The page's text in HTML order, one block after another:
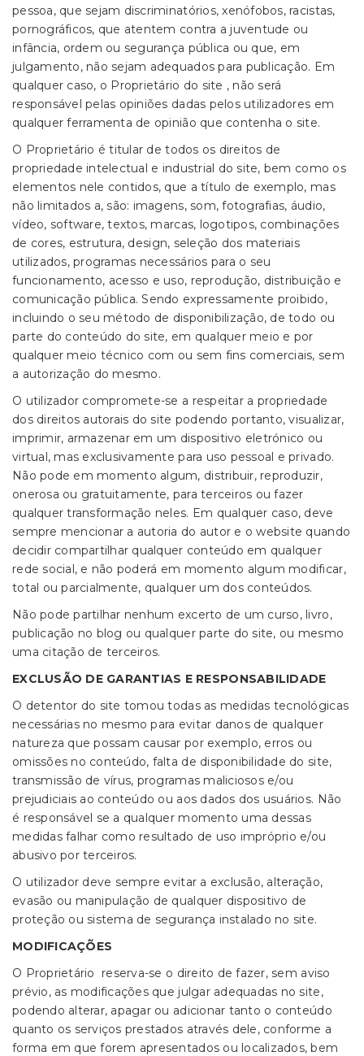
pessoa, que sejam discriminatórios, xenófobos, racistas,
pornográficos, que atentem contra a juventude ou
infância, ordem ou segurança pública ou que, em
julgamento, não sejam adequados para publicação. Em
qualquer caso, o Proprietário do site , não será
responsável pelas opiniões dadas pelos utilizadores em
qualquer ferramenta de opinião que contenha o site.
O Proprietário é titular de todos os direitos de
propriedade intelectual e industrial do site, bem como os
elementos nele contidos, que a título de exemplo, mas
não limitados a, são: imagens, som, fotografias, áudio,
vídeo, software, textos, marcas, logotipos, combinações
de cores, estrutura, design, seleção dos materiais
utilizados, programas necessários para o seu
funcionamento, acesso e uso, reprodução, distribuição e
comunicação pública. Sendo expressamente proibido,
incluindo o seu método de disponibilização, de todo ou
parte do conteúdo do site, em qualquer meio e por
qualquer meio técnico com ou sem fins comerciais, sem
a autorização do mesmo.
O utilizador compromete-se a respeitar a propriedade
dos direitos autorais do site podendo portanto, visualizar,
imprimir, armazenar em um dispositivo eletrónico ou
virtual, mas exclusivamente para uso pessoal e privado.
Não pode em momento algum, distribuir, reproduzir,
onerosa ou gratuitamente, para terceiros ou fazer
qualquer transformação neles. Em qualquer caso, deve
sempre mencionar a autoria do autor e o website quando
decidir compartilhar qualquer conteúdo em qualquer
rede social, e não poderá em momento algum modificar,
total ou parcialmente, qualquer um dos conteúdos.
Não pode partilhar nenhum excerto de um curso, livro,
publicação no blog ou qualquer parte do site, ou mesmo
uma citação de terceiros.
EXCLUSÃO DE GARANTIAS E RESPONSABILIDADE
O detentor do site tomou todas as medidas tecnológicas
necessárias no mesmo para evitar danos de qualquer
natureza que possam causar por exemplo, erros ou
omissões no conteúdo, falta de disponibilidade do site,
transmissão de vírus, programas maliciosos e/ou
prejudiciais ao conteúdo ou aos dados dos usuários. Não
é responsável se a qualquer momento uma dessas
medidas falhar como resultado de uso impróprio e/ou
abusivo por terceiros.
O utilizador deve sempre evitar a exclusão, alteração,
evasão ou manipulação de qualquer dispositivo de
proteção ou sistema de segurança instalado no site.
MODIFICAÇÕES
O Proprietário reserva-se o direito de fazer, sem aviso
prévio, as modificações que julgar adequadas no site,
podendo alterar, apagar ou adicionar tanto o conteúdo
quanto os serviços prestados através dele, conforme a
forma em que forem apresentados ou localizados, bem